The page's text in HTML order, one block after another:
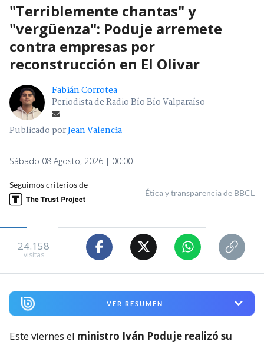
"Terriblemente chantas" y
"vergüenza": Poduje arremete
contra empresas por
reconstrucción en El Olivar
Fabián Corrotea
Periodista de Radio Bío Bío Valparaíso
Publicado porJean Valencia
Sábado 08 Agosto, 2026 | 00:00
Seguimos criterios de
Ética y transparencia de BBCL
24.158
visitas
VER RESUMEN
Este viernes el ministro Iván Poduje realizó su